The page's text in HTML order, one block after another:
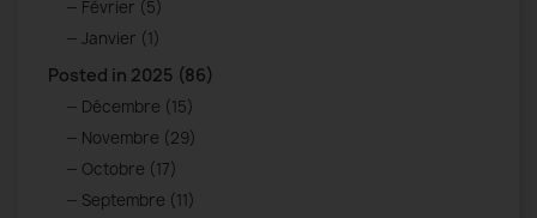
Février (5)
Janvier (1)
Posted in 2025 (86)
Décembre (15)
Novembre (29)
Octobre (17)
Septembre (11)